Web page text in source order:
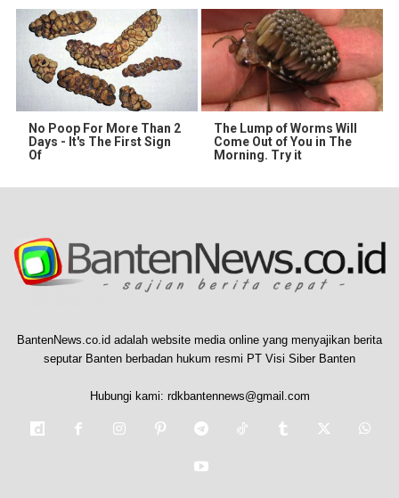
No Poop For More Than 2
Days - It's The First Sign
Of
The Lump of Worms Will
Come Out of You in The
Morning. Try it
BantenNews.co.id adalah website media online yang menyajikan berita
seputar Banten berbadan hukum resmi PT Visi Siber Banten
Hubungi kami: rdkbantennews@gmail.com